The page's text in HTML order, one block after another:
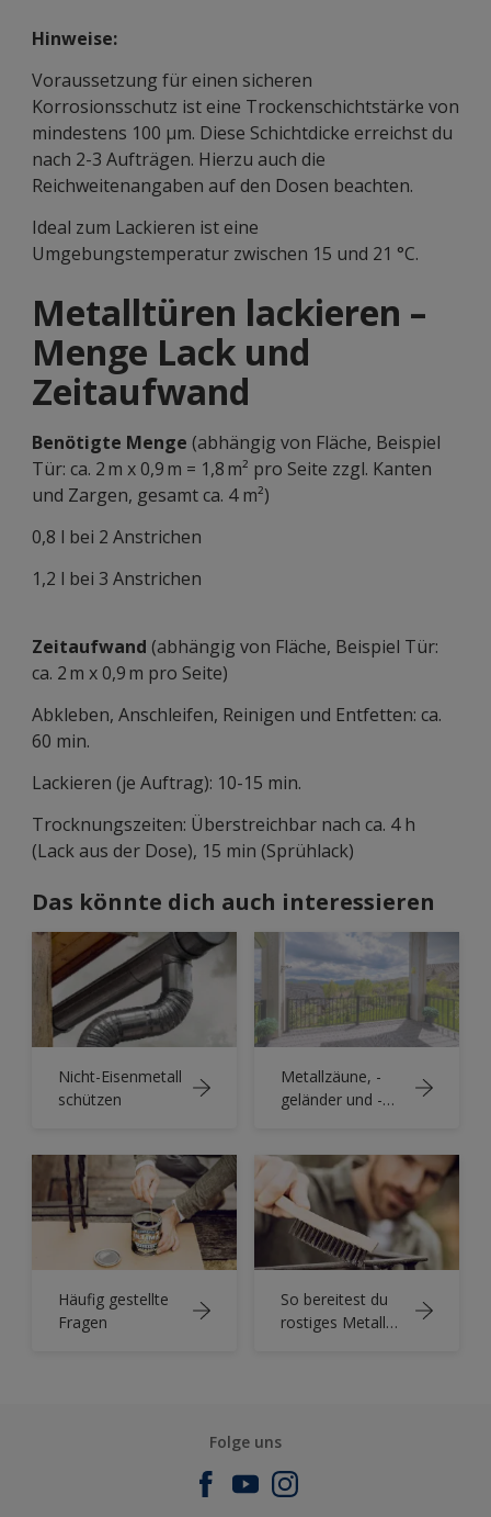
Hinweise:
Voraussetzung für einen sicheren
Korrosionsschutz ist eine Trockenschichtstärke von
mindestens 100 µm. Diese Schichtdicke erreichst du
nach 2-3 Aufträgen. Hierzu auch die
Reichweitenangaben auf den Dosen beachten.
Ideal zum Lackieren ist eine
Umgebungstemperatur zwischen 15 und 21 °C.
Metalltüren lackieren –
Menge Lack und
Zeitaufwand
Benötigte Menge (abhängig von Fläche, Beispiel
Tür: ca. 2 m x 0,9 m = 1,8 m² pro Seite zzgl. Kanten
und Zargen, gesamt ca. 4 m²)
0,8 l bei 2 Anstrichen
1,2 l bei 3 Anstrichen
Zeitaufwand (abhängig von Fläche, Beispiel Tür:
ca. 2 m x 0,9 m pro Seite)
Abkleben, Anschleifen, Reinigen und Entfetten: ca.
60 min.
Lackieren (je Auftrag): 10-15 min.
Trocknungszeiten: Überstreichbar nach ca. 4 h
(Lack aus der Dose), 15 min (Sprühlack)
Das könnte dich auch interessieren
Nicht-Eisenmetall
schützen
Metallzäune, -
geländer und -
Häufig gestellte
Fragen
So bereitest du
rostiges Metall
Folge uns